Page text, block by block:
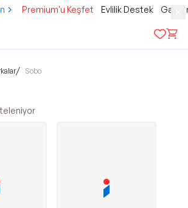
Premium'u Keşfet Evlilik Destek
/ Sobo